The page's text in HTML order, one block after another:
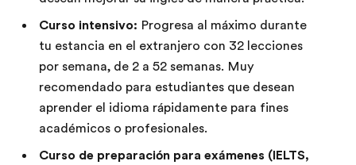
Curso intensivo: Progresa al máximo durante
tu estancia en el extranjero con 32 lecciones
por semana, de 2 a 52 semanas. Muy
recomendado para estudiantes que desean
aprender el idioma rápidamente para fines
académicos o profesionales.
Curso de preparación para exámenes (IELTS,